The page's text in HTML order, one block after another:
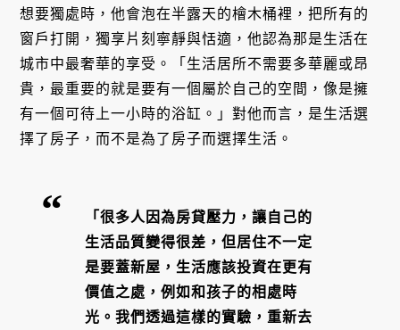
想要獨處時，他會泡在半露天的檜木桶裡，把所有的
窗戶打開，獨享片刻寧靜與恬適，他認為那是生活在
城市中最奢華的享受。「生活居所不需要多華麗或昂
貴，最重要的就是要有一個屬於自己的空間，像是擁
有一個可待上一小時的浴缸。」對他而言，是生活選
擇了房子，而不是為了房子而選擇生活。
「很多人因為房貸壓力，讓自己的
生活品質變得很差，但居住不一定
是要蓋新屋，生活應該投資在更有
價值之處，例如和孩子的相處時
光。我們透過這樣的實驗，重新去